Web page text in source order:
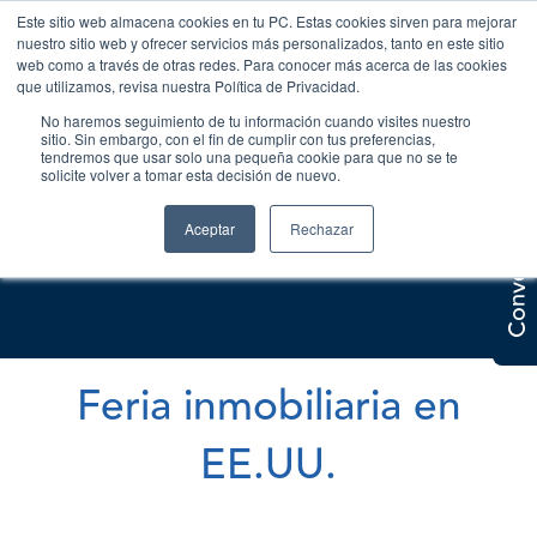
Este sitio web almacena cookies en tu PC. Estas cookies sirven para mejorar
nuestro sitio web y ofrecer servicios más personalizados, tanto en este sitio
web como a través de otras redes. Para conocer más acerca de las cookies
que utilizamos, revisa nuestra Política de Privacidad.
No haremos seguimiento de tu información cuando visites nuestro
sitio. Sin embargo, con el fin de cumplir con tus preferencias,
tendremos que usar solo una pequeña cookie para que no se te
solicite volver a tomar esta decisión de nuevo.
Aceptar Rechazar
Feria inmobiliaria en
EE.UU.
Conversemos